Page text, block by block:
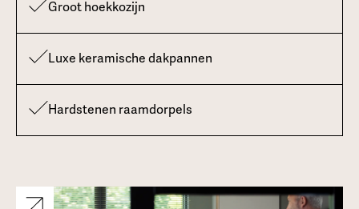
Groot hoekkozijn
Luxe keramische dakpannen
Hardstenen raamdorpels